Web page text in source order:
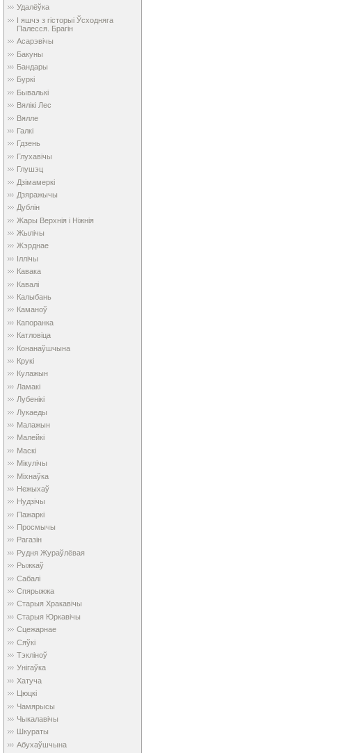
Удалёўка
І яшчэ з гісторыі Ўсходняга
Палесся. Брагін
Асарэвічы
Бакуны
Бандары
Буркі
Бывалькі
Вялікі Лес
Вялле
Галкі
Гдзень
Глухавічы
Глушэц
Дзімамеркі
Дзяражычы
Дублін
Жары Верхнія і Ніжнія
Жылічы
Жэрднае
Іллічы
Кавака
Кавалі
Калыбань
Каманоў
Капоранка
Катловіца
Конанаўшчына
Крукі
Кулажын
Ламакі
Лубенікі
Лукаеды
Малажын
Малейкі
Маскі
Мікулічы
Міхнаўка
Нежыхаў
Нудзічы
Пажаркі
Просмычы
Рагазін
Рудня Жураўлёвая
Рыжкаў
Сабалі
Спярыжжа
Старыя Хракавічы
Старыя Юркавічы
Сцежарнае
Сяўкі
Тэкліноў
Унігаўка
Хатуча
Цюцкі
Чамярысы
Чыкалавічы
Шкураты
Абухаўшчына